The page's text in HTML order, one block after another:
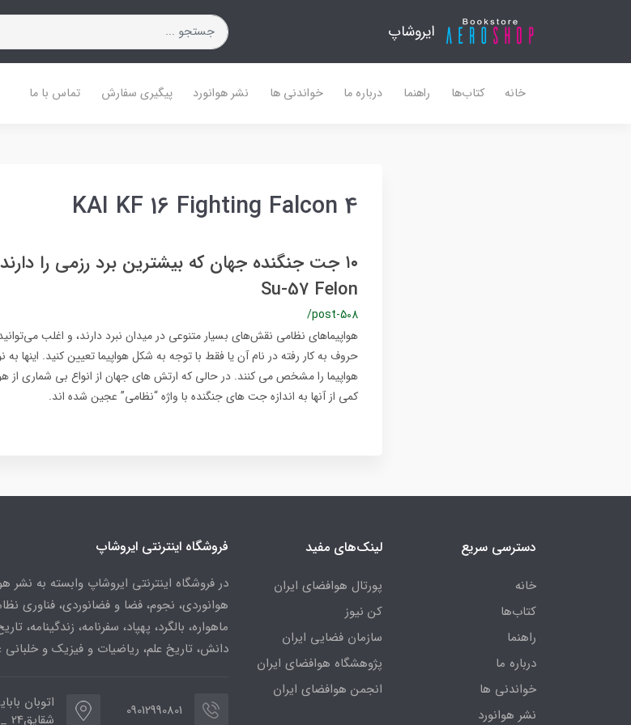
ایروشاپ
خانه کتاب‌ها راهنما درباره ما خواندنی ها نشر هوانورد پیگیری سفارش تماس با ما
4 KAI KF 16 Fighting Falcon
Su-57 Felon
/post-508
هواپیماهای نظامی نقش‌های بسیار متنوعی در میدان نبرد دارند، و اغلب
حروف به کار رفته در نام آن یا فقط با توجه به شکل هواپیما تعیین کنید. اینها
هواپیما را مشخص می کنند. در حالی که ارتش های جهان از انواع بی شماری از
کمی از آنها به اندازه جت های جنگنده با واژه “نظامی” عجین شده اند.
دسترسی سریع
خانه
کتاب‌ها
راهنما
درباره ما
خواندنی ها
نشر هوانورد
لینک‌های مفید
پورتال هوافضای ایران
کن نیوز
سازمان فضایی ایران
پژوهشگاه هوافضای ایران
انجمن هوافضای ایران
فروشگاه اینترنتی ایروشاپ
در فروشگاه اینترنتی ایروشاپ وابسته به نشر
هوانوردی، نجوم، فضا و فضانوردی، فناوری
ماهواره، بالگرد، پهپاد، سفرنامه، زندگینامه،
دانش، تاریخ علم، ریاضیات و فیزیک و
09012990801
اتوبان
شقایق24 _ انتشارات هوانورد